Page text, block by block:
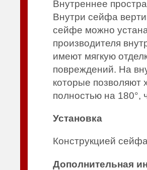
Внутреннее
Внутри сейфа
сейфе можно
производителя
имеют мягкую
повреждений. На
которые позволяют
полностью на 180°,
Установка
Конструкцией
Дополнительная